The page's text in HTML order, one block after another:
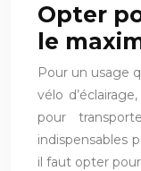
Opter
le
Pour un usage
vélo
pour
indispensables
il faut opter